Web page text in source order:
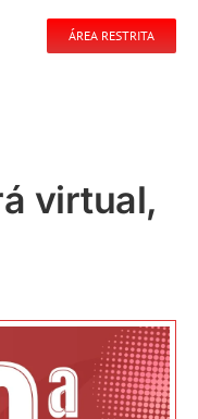
ÁREA RESTRITA
virtual,